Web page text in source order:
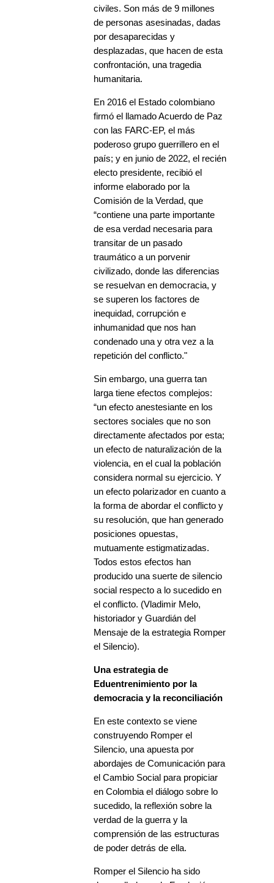
civiles. Son más de 9 millones
de personas asesinadas, dadas
por desaparecidas y
desplazadas, que hacen de esta
confrontación, una tragedia
humanitaria.
En 2016 el Estado colombiano
firmó el llamado Acuerdo de Paz
con las FARC-EP, el más
poderoso grupo guerrillero en el
país; y en junio de 2022, el recién
electo presidente, recibió el
informe elaborado por la
Comisión de la Verdad, que
“contiene una parte importante
de esa verdad necesaria para
transitar de un pasado
traumático a un porvenir
civilizado, donde las diferencias
se resuelvan en democracia, y
se superen los factores de
inequidad, corrupción e
inhumanidad que nos han
condenado una y otra vez a la
repetición del conflicto."
Sin embargo, una guerra tan
larga tiene efectos complejos:
“un efecto anestesiante en los
sectores sociales que no son
directamente afectados por esta;
un efecto de naturalización de la
violencia, en el cual la población
considera normal su ejercicio. Y
un efecto polarizador en cuanto a
la forma de abordar el conflicto y
su resolución, que han generado
posiciones opuestas,
mutuamente estigmatizadas.
Todos estos efectos han
producido una suerte de silencio
social respecto a lo sucedido en
el conflicto. (Vladimir Melo,
historiador y Guardián del
Mensaje de la estrategia Romper
el Silencio).
Una estrategia de
Eduentrenimiento por la
democracia y la reconciliación
En este contexto se viene
construyendo Romper el
Silencio, una apuesta por
abordajes de Comunicación para
el Cambio Social para propiciar
en Colombia el diálogo sobre lo
sucedido, la reflexión sobre la
verdad de la guerra y la
comprensión de las estructuras
de poder detrás de ella.
Romper el Silencio ha sido